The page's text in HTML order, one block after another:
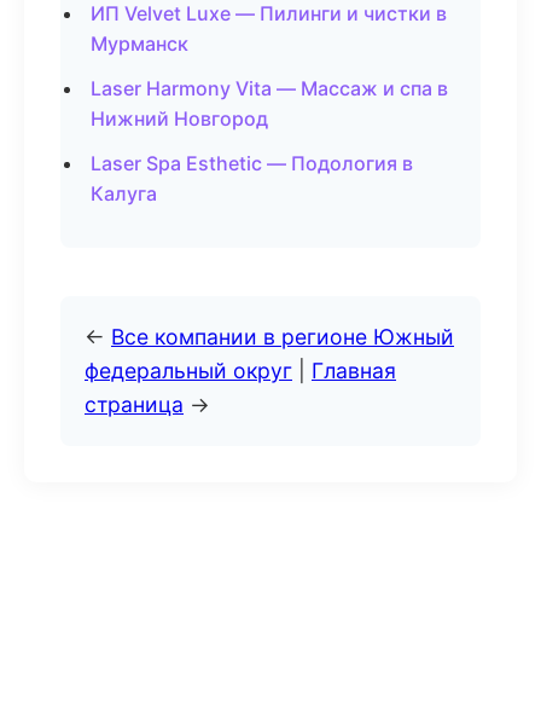
ИП Velvet Luxe — Пилинги и чистки в
Мурманск
Laser Harmony Vita — Массаж и спа в
Нижний Новгород
Laser Spa Esthetic — Подология в
Калуга
← Все компании в регионе Южный
федеральный округ
Главная
страница →